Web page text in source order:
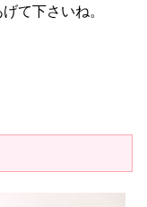
て下さいね。